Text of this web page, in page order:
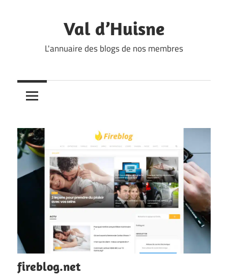
Val d’Huisne
L'annuaire des blogs de nos membres
fireblog.net